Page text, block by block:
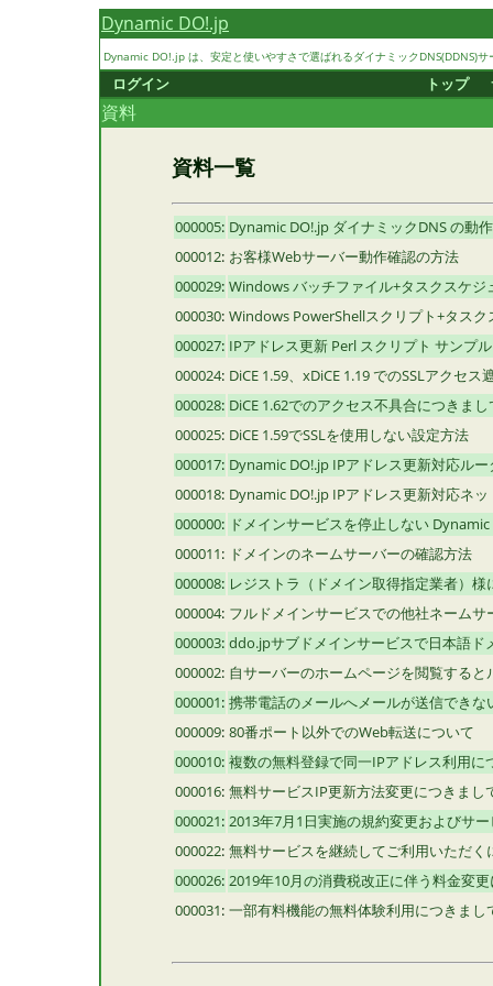
Dynamic DO!.jp
Dynamic DO!.jp は、安定と使いやすさで選ばれるダイナミックDNS(DDNS)
ログイン トップ
資料
資料一覧
000005: Dynamic DO!.jp ダイナミックDNS の動
000012: お客様Webサーバー動作確認の方法
000029: Windows バッチファイル+タスクスケ
000030: Windows PowerShellスクリプト+タス
000027: IPアドレス更新 Perl スクリプト サンプル
000024: DiCE 1.59、xDiCE 1.19 でのSSLアクセス
000028: DiCE 1.62でのアクセス不具合につきまし
000025: DiCE 1.59でSSLを使用しない設定方法
000017: Dynamic DO!.jp IPアドレス更新対応ル
000018: Dynamic DO!.jp IPアドレス更新対応ネ
000000: ドメインサービスを停止しない
000011: ドメインのネームサーバーの確認方法
000008: レジストラ（ドメイン取得指定業者）様
000004: フルドメインサービスでの他社ネーム
000003: ddo.jpサブドメインサービスで日本語ド
000002: 自サーバーのホームページを閲覧する
000001: 携帯電話のメールへメールが送信できな
000009: 80番ポート以外でのWeb転送について
000010: 複数の無料登録で同一IPアドレス利用
000016: 無料サービスIP更新方法変更につきまし
000021: 2013年7月1日実施の規約変更およびサ
000022: 無料サービスを継続してご利用いただく
000026: 2019年10月の消費税改正に伴う料金変
000031: 一部有料機能の無料体験利用につきまし